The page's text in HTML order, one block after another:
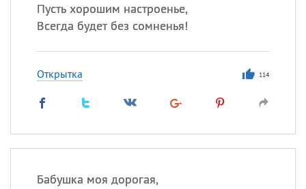
Пусть хорошим настроенье,
Всегда будет без сомненья!
Открытка 114
Бабушка моя дорогая,